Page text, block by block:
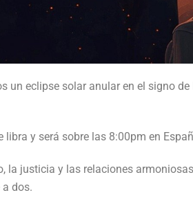
un eclipse solar anular en el signo
libra y será sobre las 8:00pm en
la justicia y las relaciones
dos.